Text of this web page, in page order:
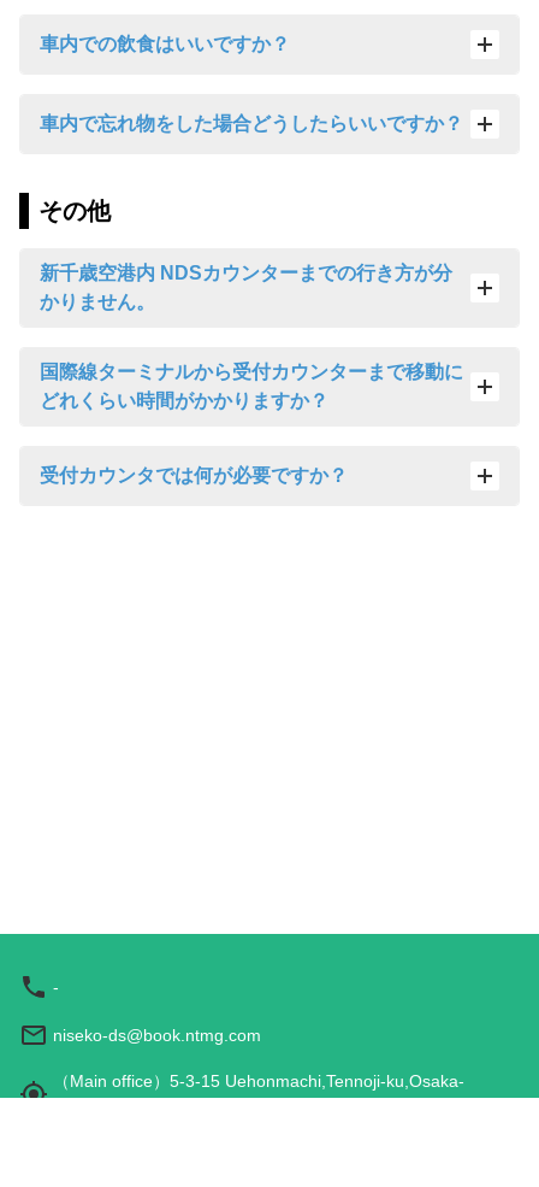
車内での飲食はいいですか？
車内で忘れ物をした場合どうしたらいいですか？
その他
新千歳空港内 NDSカウンターまでの行き方が分
かりません。
国際線ターミナルから受付カウンターまで移動に
どれくらい時間がかかりますか？
受付カウンタでは何が必要ですか？
-
niseko-ds@book.ntmg.com
（Main office）5-3-15 Uehonmachi,Tennoji-ku,Osaka-